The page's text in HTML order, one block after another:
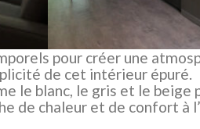
pour créer une
de cet intérieur épuré.
le blanc, le gris et le
chaleur et de confort à